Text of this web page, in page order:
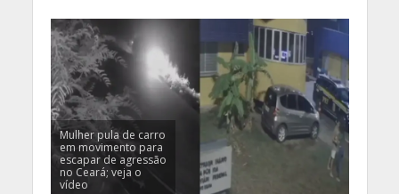
Mulher pula de carro
em movimento para
escapar de agressão
no Ceará; veja o
vídeo